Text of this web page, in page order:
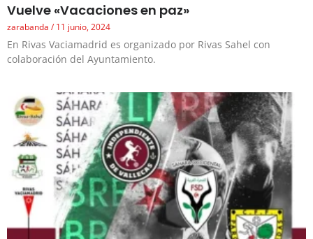
Vuelve «Vacaciones en paz»
zarabanda 11 junio, 2024
En Rivas Vaciamadrid es organizado por Rivas Sahel con
colaboración del Ayuntamiento.